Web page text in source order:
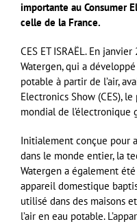
importante au Consumer
celle de la France.
CES ET ISRAËL. En
Watergen, qui a
potable à partir de l’air,
Electronics Show (CES),
mondial de l’électronique
Initialement conçue pour
dans le monde entier, la
Watergen a également
appareil domestique
utilisé dans des maisons
l’air en eau potable.